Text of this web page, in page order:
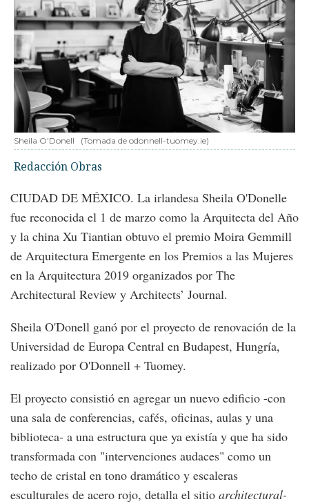
Sheila O'Donell (Tomada de odonnell-tuomey.ie)
Redacción Obras
CIUDAD DE MÉXICO. La irlandesa Sheila O'Donelle
fue reconocida el 1 de marzo como la Arquitecta del Año
y la china Xu Tiantian obtuvo el premio Moira Gemmill
de Arquitectura Emergente en los Premios a las Mujeres
en la Arquitectura 2019 organizados por The
Architectural Review y Architects’ Journal.
Sheila O'Donell ganó por el proyecto de renovación de la
Universidad de Europa Central en Budapest, Hungría,
realizado por O'Donnell + Tuomey.
El proyecto consistió en agregar un nuevo edificio -con
una sala de conferencias, cafés, oficinas, aulas y una
biblioteca- a una estructura que ya existía y que ha sido
transformada con "intervenciones audaces" como un
techo de cristal en tono dramático y escaleras
esculturales de acero rojo, detalla el sitio architectural-